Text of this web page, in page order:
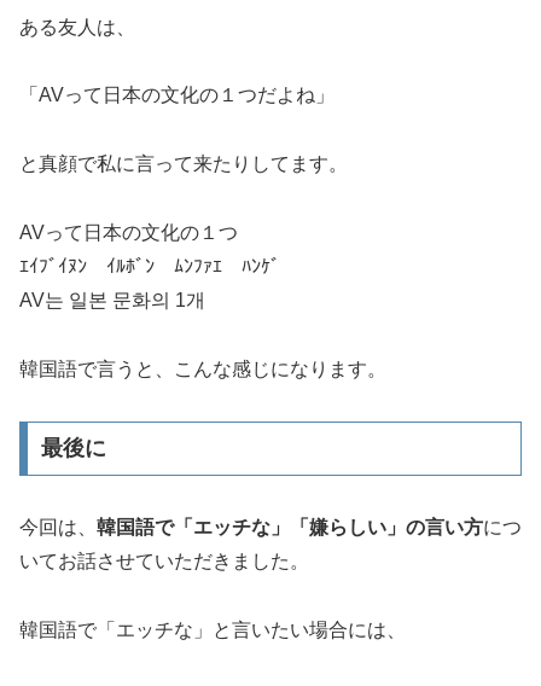
ある友人は、
「AVって日本の文化の１つだよね」
と真顔で私に言って来たりしてます。
AVって日本の文化の１つ
ｴｲﾌﾞｲﾇﾝ ｲﾙﾎﾞﾝ ﾑﾝﾌｧｴ ﾊﾝｹﾞ
AV는 일본 문화의 1개
韓国語で言うと、こんな感じになります。
最後に
今回は、 韓国語で「エッチな」「嫌らしい」の言い方につ
いてお話させていただきました。
韓国語で「エッチな」と言いたい場合には、